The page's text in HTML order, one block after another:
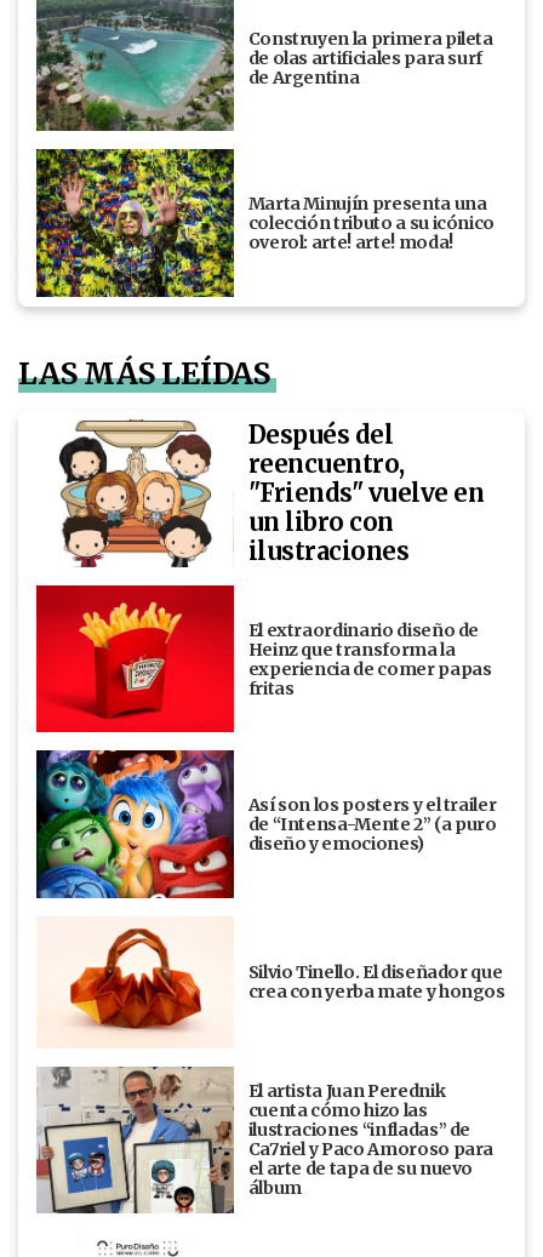
Construyen la primera pileta
de olas artificiales para surf
de Argentina
Marta Minujín presenta una
colección tributo a su icónico
overol: arte! arte! moda!
LAS MÁS LEÍDAS
Después del
reencuentro,
"Friends" vuelve en
un libro con
ilustraciones
El extraordinario diseño de
Heinz que transforma la
experiencia de comer papas
fritas
Así son los posters y el trailer
de “Intensa-Mente 2” (a puro
diseño y emociones)
Silvio Tinello. El diseñador que
crea con yerba mate y hongos
El artista Juan Perednik
cuenta cómo hizo las
ilustraciones “infladas” de
Ca7riel y Paco Amoroso para
el arte de tapa de su nuevo
álbum